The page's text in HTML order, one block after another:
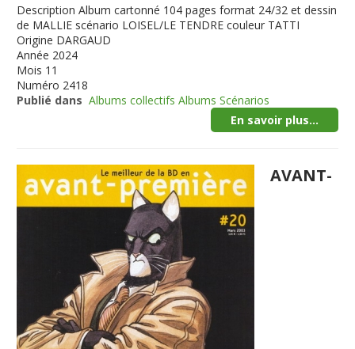
Description Album cartonné 104 pages format 24/32 et dessin
de MALLIE scénario LOISEL/LE TENDRE couleur TATTI
Origine DARGAUD
Année 2024
Mois 11
Numéro 2418
Publié dans Albums collectifs Albums Scénarios
En savoir plus...
AVANT-